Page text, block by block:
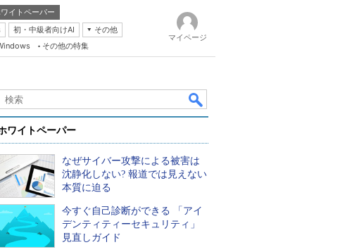
イトペーパー
初・中級者向けAI
その他
その他の特集
マイページ
ワイトペーパー
なぜサイバー攻撃による被害は
沈静化しない? 報道では見えない
本質に迫る
今すぐ自己診断ができる 「アイ
デンティティーセキュリティ」
見直しガイド